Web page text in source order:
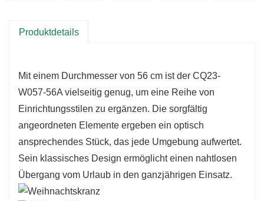
während der Feiertage wiederholt verwendet
Dekorationspraktiken und ermöglicht Ihnen ein
verantwortungsvolles Feiern.
Produktdetails
Mit einem Durchmesser von 56 cm ist der CQ23-
W057-56A vielseitig genug, um eine Reihe von
Einrichtungsstilen zu ergänzen. Die sorgfältig
angeordneten Elemente ergeben ein optisch
ansprechendes Stück, das jede Umgebung aufwertet.
Sein klassisches Design ermöglicht einen nahtlosen
Übergang vom Urlaub in den ganzjährigen Einsatz.